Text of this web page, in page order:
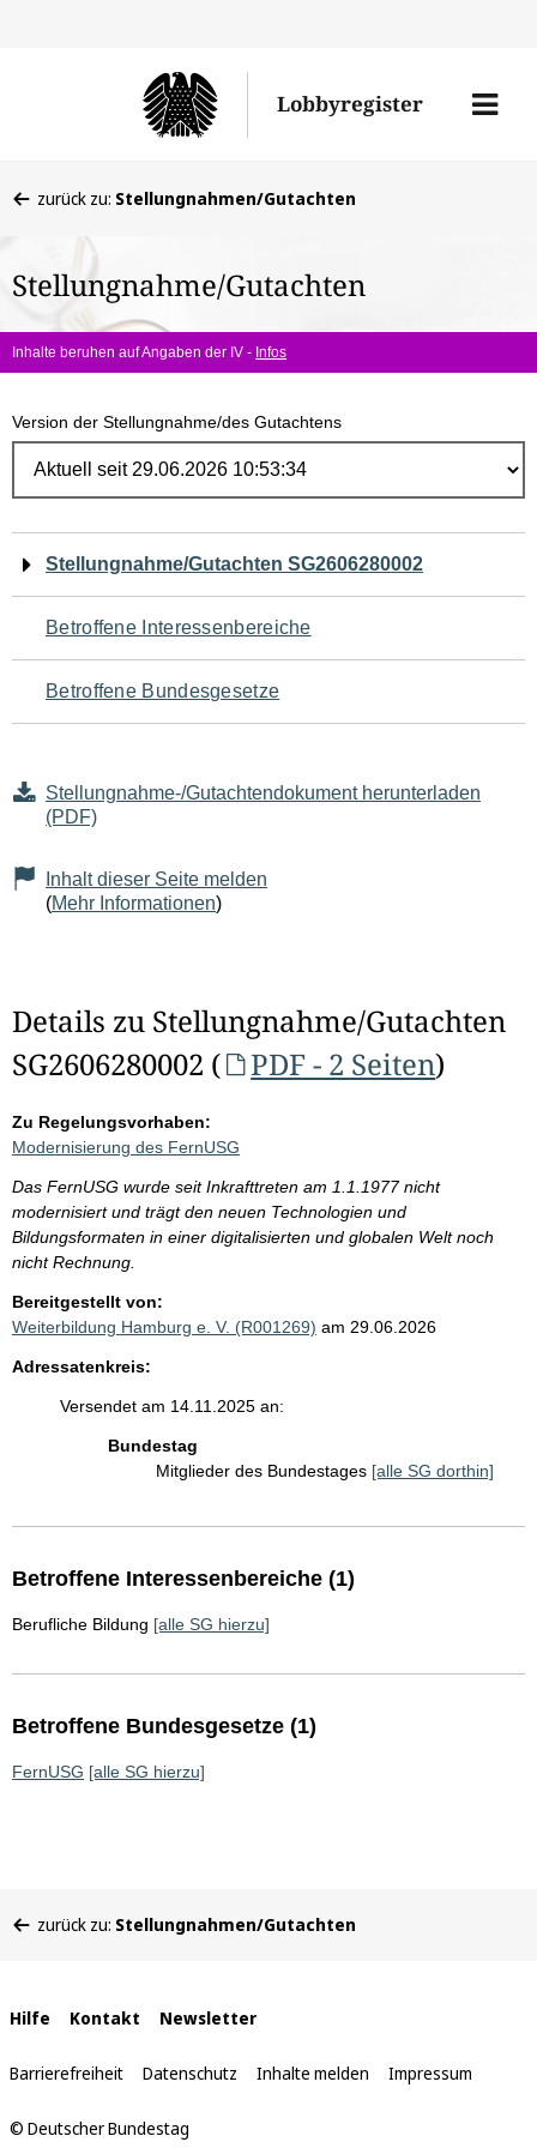
Lobbyregister
Menü
befinden
hier:
zurück zu: Stellungnahmen/Gutachten
Stellungnahme/Gutachten
Inhalte beruhen auf Angaben der IV - Infos
Version der Stellungnahme/des Gutachtens
Navigation
für
den
Seiteninhalt
Stellungnahme/Gutachten SG2606280002
Betroffene Interessenbereiche
Betroffene Bundesgesetze
Stellungnahme-/Gutachtendokument herunterladen
(PDF)
Inhalt dieser Seite melden
(Mehr Informationen)
Details zu Stellungnahme/Gutachten
SG2606280002 (
PDF - 2 Seiten)
Zu Regelungsvorhaben:
Modernisierung des FernUSG
Das FernUSG wurde seit Inkrafttreten am 1.1.1977 nicht
modernisiert und trägt den neuen Technologien und
Bildungsformaten in einer digitalisierten und globalen Welt noch
nicht Rechnung.
Bereitgestellt von:
Weiterbildung Hamburg e. V. (R001269) am 29.06.2026
Adressatenkreis:
Versendet am 14.11.2025 an:
Bundestag
Mitglieder des Bundestages [alle SG dorthin]
Betroffene Interessenbereiche (1)
Berufliche Bildung [alle SG hierzu]
Betroffene Bundesgesetze (1)
FernUSG [alle SG hierzu]
befinden
zurück zu: Stellungnahmen/Gutachten
Interne
Links
Hilfe Kontakt Newsletter
Barrierefreiheit Datenschutz Inhalte melden Impressum
© Deutscher Bundestag